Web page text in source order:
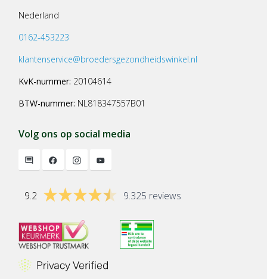
Nederland
0162-453223
klantenservice@broedersgezondheidswinkel.nl
KvK-nummer: 20104614
BTW-nummer: NL818347557B01
Volg ons op social media
9.2 9.325 reviews